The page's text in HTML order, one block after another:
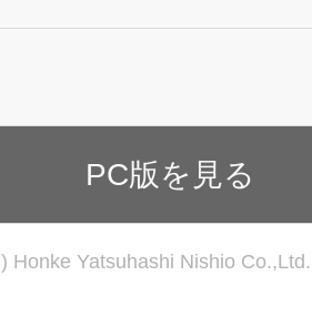
PC版を見る
Honke Yatsuhashi Nishio